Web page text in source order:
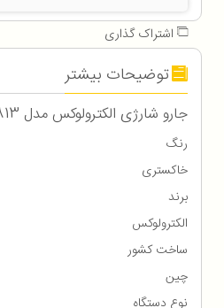
اشتراک گذاری
توضیحات بیشتر
جارو شارژی الکترولوکس مدل EFP91813
رنگ
خاکستری
برند
الکترولوکس
ساخت کشور
چین
نوع دستگاه